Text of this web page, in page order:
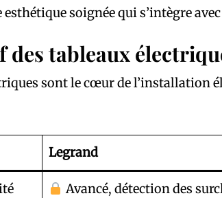
esthétique soignée qui s’intègre
des tableaux
sont le cœur de l’installation
Legrand
Avancé, détection des